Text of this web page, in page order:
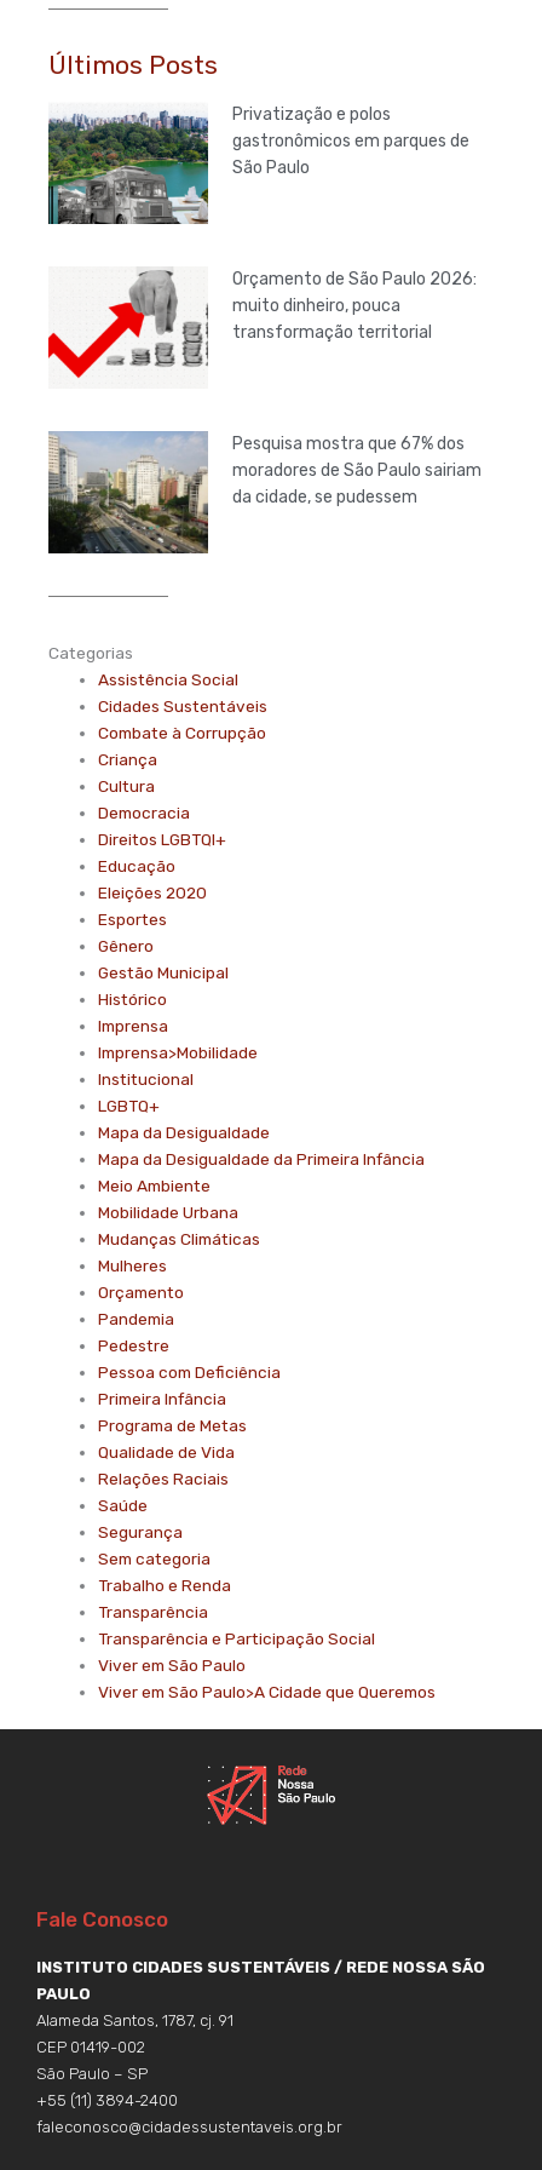
Últimos Posts
Privatização e polos
gastronômicos em parques de
São Paulo
Orçamento de São Paulo 2026:
muito dinheiro, pouca
transformação territorial
Pesquisa mostra que 67% dos
moradores de São Paulo sairiam
da cidade, se pudessem
Categorias
Assistência Social
Cidades Sustentáveis
Combate à Corrupção
Criança
Cultura
Democracia
Direitos LGBTQI+
Educação
Eleições 2020
Esportes
Gênero
Gestão Municipal
Histórico
Imprensa
Imprensa>Mobilidade
Institucional
LGBTQ+
Mapa da Desigualdade
Mapa da Desigualdade da Primeira Infância
Meio Ambiente
Mobilidade Urbana
Mudanças Climáticas
Mulheres
Orçamento
Pandemia
Pedestre
Pessoa com Deficiência
Primeira Infância
Programa de Metas
Qualidade de Vida
Relações Raciais
Saúde
Segurança
Sem categoria
Trabalho e Renda
Transparência
Transparência e Participação Social
Viver em São Paulo
Viver em São Paulo>A Cidade que Queremos
Fale Conosco
INSTITUTO CIDADES SUSTENTÁVEIS / REDE NOSSA SÃO
PAULO
Alameda Santos, 1787, cj. 91
CEP 01419-002
São Paulo – SP
+55 (11) 3894-2400
faleconosco@cidadessustentaveis.org.br